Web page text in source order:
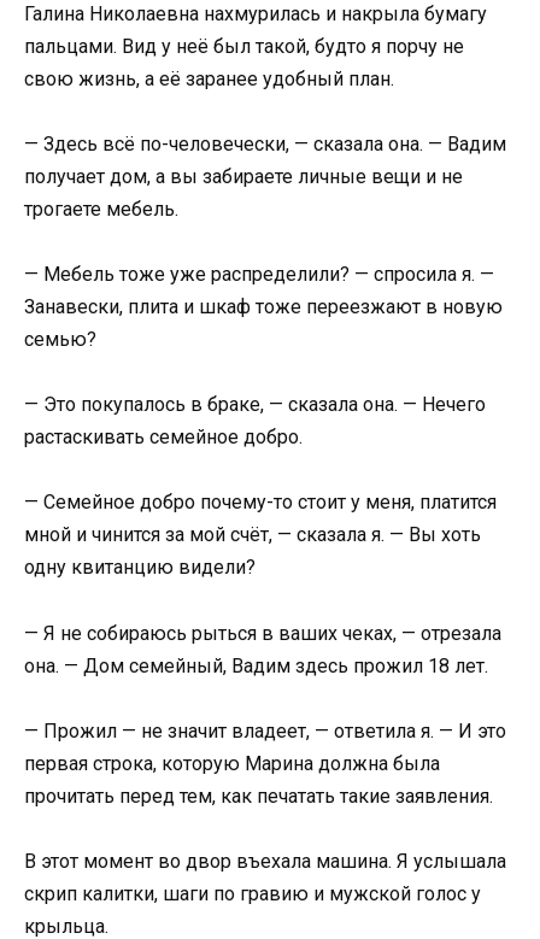
Галина Николаевна нахмурилась и накрыла бумагу
пальцами. Вид у неё был такой, будто я порчу не
свою жизнь, а её заранее удобный план.
— Здесь всё по-человечески, — сказала она. — Вадим
получает дом, а вы забираете личные вещи и не
трогаете мебель.
— Мебель тоже уже распределили? — спросила я. —
Занавески, плита и шкаф тоже переезжают в новую
семью?
— Это покупалось в браке, — сказала она. — Нечего
растаскивать семейное добро.
— Семейное добро почему-то стоит у меня, платится
мной и чинится за мой счёт, — сказала я. — Вы хоть
одну квитанцию видели?
— Я не собираюсь рыться в ваших чеках, — отрезала
она. — Дом семейный, Вадим здесь прожил 18 лет.
— Прожил — не значит владеет, — ответила я. — И это
первая строка, которую Марина должна была
прочитать перед тем, как печатать такие заявления.
В этот момент во двор въехала машина. Я услышала
скрип калитки, шаги по гравию и мужской голос у
крыльца.